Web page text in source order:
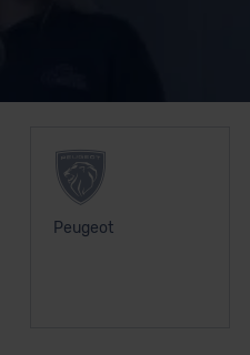
Peugeot